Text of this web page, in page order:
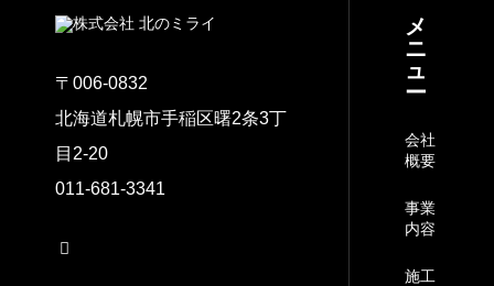
〒006-0832
北海道札幌市手稲区曙2条3丁
目2-20
011-681-3341
メ
ニ
ュ
ー
会社
概要
事業
内容
施工